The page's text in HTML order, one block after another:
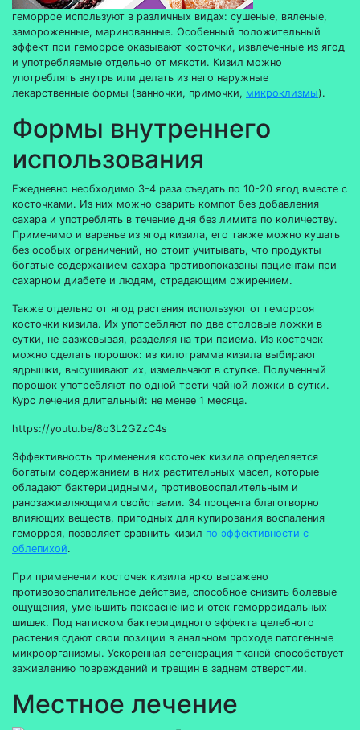
геморрое используют в различных видах: сушеные, вяленые,
замороженные, маринованные. Особенный положительный
эффект при геморрое оказывают косточки, извлеченные из ягод
и употребляемые отдельно от мякоти. Кизил можно
употреблять внутрь или делать из него наружные
лекарственные формы (ванночки, примочки, микроклизмы).
Формы внутреннего
использования
Ежедневно необходимо 3-4 раза съедать по 10-20 ягод вместе с
косточками. Из них можно сварить компот без добавления
сахара и употреблять в течение дня без лимита по количеству.
Применимо и варенье из ягод кизила, его также можно кушать
без особых ограничений, но стоит учитывать, что продукты
богатые содержанием сахара противопоказаны пациентам при
сахарном диабете и людям, страдающим ожирением.
Также отдельно от ягод растения используют от геморроя
косточки кизила. Их употребляют по две столовые ложки в
сутки, не разжевывая, разделяя на три приема. Из косточек
можно сделать порошок: из килограмма кизила выбирают
ядрышки, высушивают их, измельчают в ступке. Полученный
порошок употребляют по одной трети чайной ложки в сутки.
Курс лечения длительный: не менее 1 месяца.
https://youtu.be/8o3L2GZzC4s
Эффективность применения косточек кизила определяется
богатым содержанием в них растительных масел, которые
обладают бактерицидными, противовоспалительным и
ранозаживляющими свойствами. 34 процента благотворно
влияющих веществ, пригодных для купирования воспаления
геморроя, позволяет сравнить кизил по эффективности с
облепихой.
При применении косточек кизила ярко выражено
противовоспалительное действие, способное снизить болевые
ощущения, уменьшить покраснение и отек геморроидальных
шишек. Под натиском бактерицидного эффекта целебного
растения сдают свои позиции в анальном проходе патогенные
микроорганизмы. Ускоренная регенерация тканей способствует
заживлению повреждений и трещин в заднем отверстии.
Местное лечение